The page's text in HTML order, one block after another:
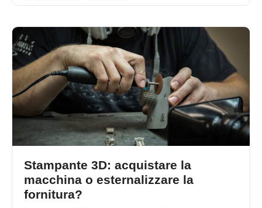
Stampante 3D: acquistare la
macchina o esternalizzare la
fornitura?